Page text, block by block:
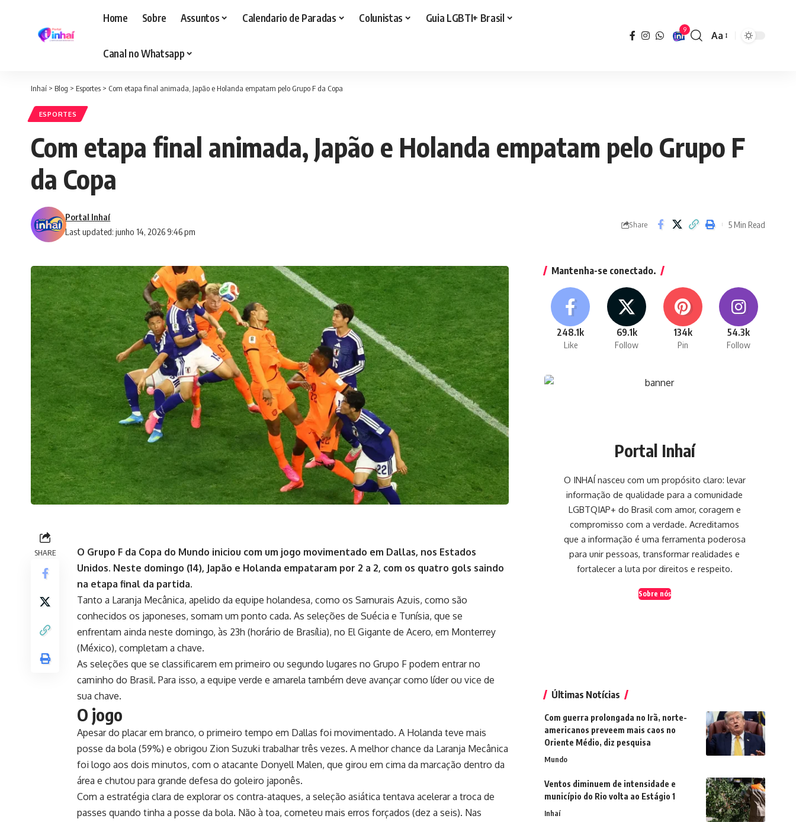
Home Sobre Assuntos Calendario de Paradas Colunistas Guia LGBTI+ Brasil
Canal no Whatsapp
9
Font
Aa
Inhaí > Blog > Esportes > Com etapa final animada, Japão e Holanda empatam pelo Grupo F da Copa
ESPORTES
Com etapa final animada, Japão e Holanda empatam pelo Grupo F
da Copa
Last updated: junho 14, 2026 9:46 pm
Portal Inhaí
Share 5 Min Read
SHARE
O Grupo F da Copa do Mundo iniciou com um jogo movimentado em Dallas, nos Estados
Unidos. Neste domingo (14), Japão e Holanda empataram por 2 a 2, com os quatro gols saindo
na etapa final da partida.
Tanto a Laranja Mecânica, apelido da equipe holandesa, como os Samurais Azuis, como são
conhecidos os japoneses, somam um ponto cada. As seleções de Suécia e Tunísia, que se
enfrentam ainda neste domingo, às 23h (horário de Brasília), no El Gigante de Acero, em Monterrey
(México), completam a chave.
As seleções que se classificarem em primeiro ou segundo lugares no Grupo F podem entrar no
caminho do Brasil. Para isso, a equipe verde e amarela também deve avançar como líder ou vice de
sua chave.
O jogo
Apesar do placar em branco, o primeiro tempo em Dallas foi movimentado. A Holanda teve mais
posse da bola (59%) e obrigou Zion Suzuki trabalhar três vezes. A melhor chance da Laranja Mecânica
foi logo aos dois minutos, com o atacante Donyell Malen, que girou em cima da marcação dentro da
área e chutou para grande defesa do goleiro japonês.
Com a estratégia clara de explorar os contra-ataques, a seleção asiática tentava acelerar a troca de
passes quando tinha a posse da bola. Não à toa, cometeu mais erros forçados (dez a seis). Nas
Mantenha-se conectado.
248.1k
Like
69.1k
Follow
134k
Pin
54.3k
Follow
Portal Inhaí
O INHAÍ nasceu com um propósito claro: levar
informação de qualidade para a comunidade
LGBTQIAP+ do Brasil com amor, coragem e
compromisso com a verdade. Acreditamos
que a informação é uma ferramenta poderosa
para unir pessoas, transformar realidades e
fortalecer a luta por direitos e respeito.
Sobre nós
Últimas Notícias
Com guerra prolongada no Irã, norte-
americanos preveem mais caos no
Oriente Médio, diz pesquisa
Mundo
Ventos diminuem de intensidade e
município do Rio volta ao Estágio 1
Inhaí